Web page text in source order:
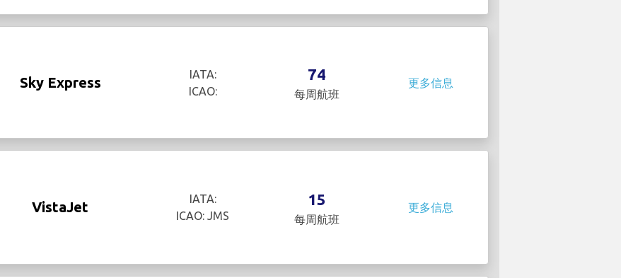
Sky Express
IATA:
ICAO:
74
每周航班
更多信息
VistaJet
IATA:
ICAO: JMS
15
每周航班
更多信息